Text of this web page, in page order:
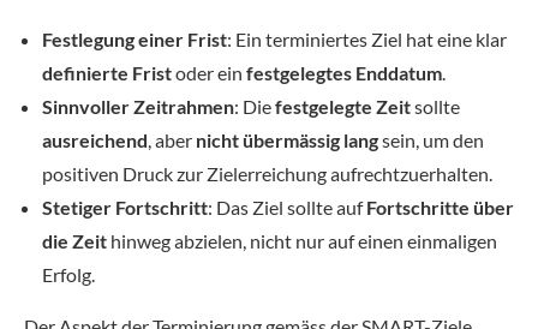
Festlegung einer Frist: Ein terminiertes Ziel hat eine klar
definierte Fristoder ein festgelegtes Enddatum.
Sinnvoller Zeitrahmen: Diefestgelegte Zeitsollte
ausreichend, aber nicht übermässig langsein, um den
positiven Druck zur Zielerreichung aufrechtzuerhalten.
Stetiger Fortschritt: Das Ziel sollte aufFortschritte über
die Zeit hinweg abzielen, nicht nur auf einen einmaligen
Erfolg.